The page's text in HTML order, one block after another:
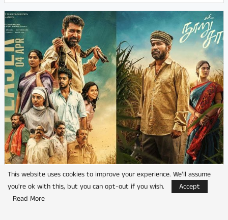
ஓகஸ்ட் 7ஆம் திகதி ஜீ 5 டிஜிட்டல் தளத்தில்
வெளியாகும் விஜய் அண்டனியின்...
This website uses cookies to improve your experience. We'll assume
you're ok with this, but you can opt-out if you wish.
Accept
Read More